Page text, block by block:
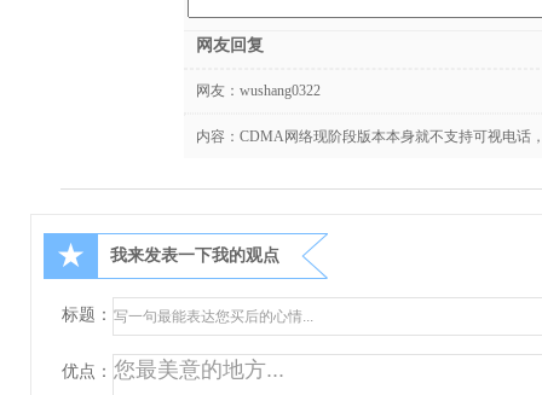
网友回复
网友： wushang0322
内容：CDMA网络现阶段版本本身就不支持可视电话
★ 我来发表一下我的观点
标题：
优点：